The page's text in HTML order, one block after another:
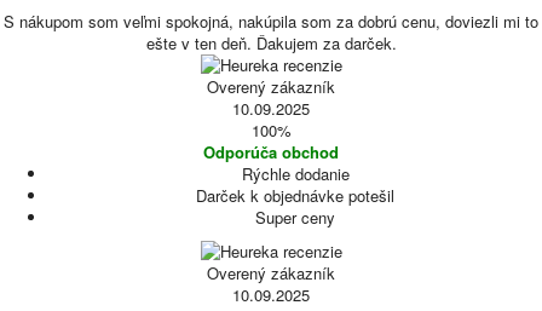
S nákupom som veľmi spokojná, nakúpila som za dobrú cenu, doviezli mi to
ešte v ten deň. Ďakujem za darček.
Overený zákazník
10.09.2025
100%
Odporúča obchod
Rýchle dodanie
Darček k objednávke potešil
Super ceny
Overený zákazník
10.09.2025